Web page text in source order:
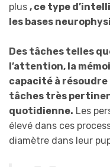
plus , ce type
les bases
Des tâches telles
l’attention, la
capacité à résoudre
tâches très
quotidienne. Les
élevé dans ces
diamètre dans leur